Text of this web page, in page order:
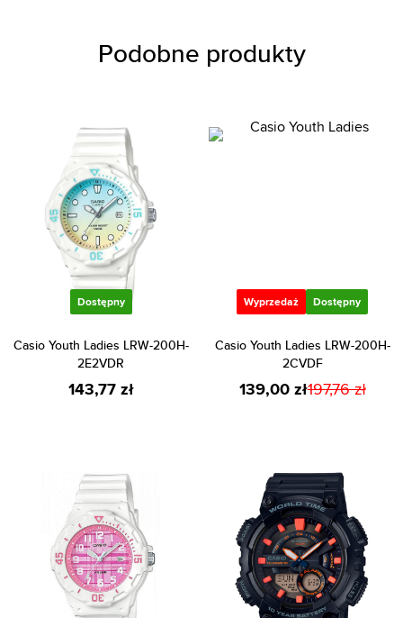
Podobne produkty
Dostępny
Casio Youth Ladies LRW-200H-
2E2VDR
143,77 zł
Wyprzedaż Dostępny
Casio Youth Ladies LRW-200H-
2CVDF
139,00 zł197,76 zł